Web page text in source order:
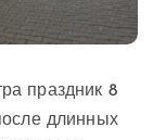
праздник 8
длинных